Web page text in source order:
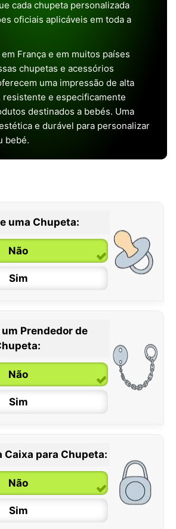
cada chupeta personalizada
oficiais aplicáveis em toda a
França e em muitos países
chupetas e acessórios
uma impressão de alta
resistente e especificamente
destinados a bebés. Uma
e durável para personalizar
bebé.
uma Chupeta:
Não
Sim
0 / 6 meses
6 / 36 meses
Prendedor de
Não
Sim
Caixa para Chupeta:
Não
Sim